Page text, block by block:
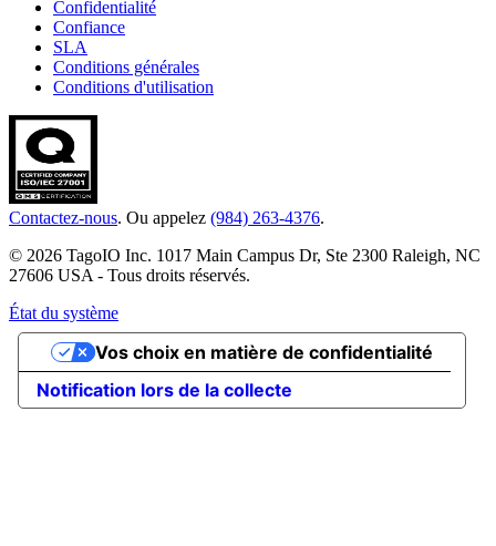
Confidentialité
Confiance
SLA
Conditions générales
Conditions d'utilisation
Contactez-nous. Ou appelez (984) 263-4376.
© 2026 TagoIO Inc. 1017 Main Campus Dr, Ste 2300 Raleigh, NC
27606 USA - Tous droits réservés.
État du système
Notification lors de la collecte
Vos choix en matière de confidentialité